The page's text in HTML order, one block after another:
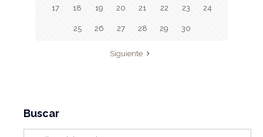
17 18 19 20 21 22 23 24
25 26 27 28 29 30
Siguiente
Buscar